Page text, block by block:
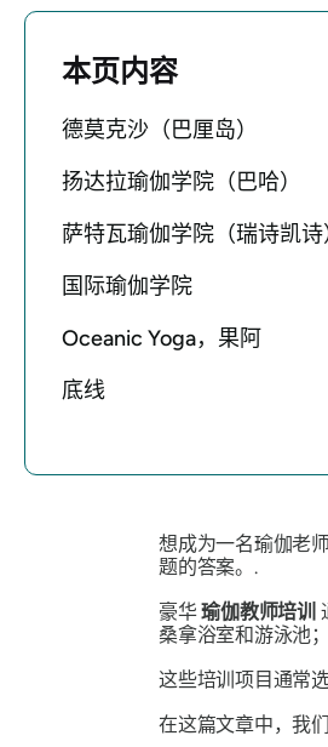
本页内容
德莫克沙（巴厘岛）
扬达拉瑜伽学院（巴哈）
萨特瓦瑜伽学院（瑞诗凯诗
国际瑜伽学院
Oceanic Yoga，果阿
底线
想成为一名瑜伽老
题的答案。.
豪华瑜伽教师培训
桑拿浴室和游泳池
这些培训项目通常
在这篇文章中，我